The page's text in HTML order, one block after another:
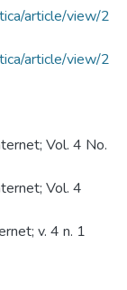
article/view/2
article/view/2
Vol. 4 No.
Vol. 4
v. 4 n. 1